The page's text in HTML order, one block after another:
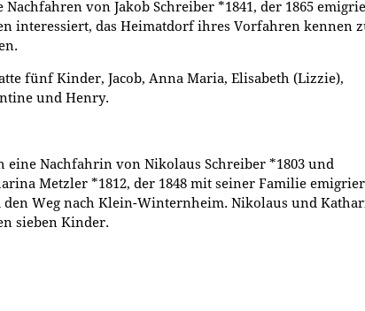
Nachfahren von Jakob Schreiber *1841, der 1865
interessiert, das Heimatdorf ihres Vorfahren kennen
fünf Kinder, Jacob, Anna Maria, Elisabeth (Lizzie),
und Henry.
eine Nachfahrin von Nikolaus Schreiber *1803 und
Metzler *1812, der 1848 mit seiner Familie
den Weg nach Klein-Winternheim. Nikolaus und
sieben Kinder.